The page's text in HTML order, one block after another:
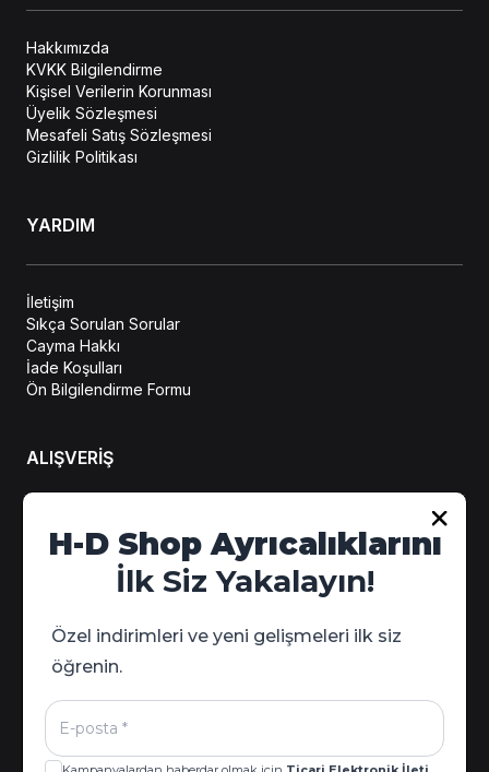
Hakkımızda
KVKK Bilgilendirme
Kişisel Verilerin Korunması
Üyelik Sözleşmesi
Mesafeli Satış Sözleşmesi
Gizlilik Politikası
YARDIM
İletişim
Sıkça Sorulan Sorular
Cayma Hakkı
İade Koşulları
Ön Bilgilendirme Formu
ALIŞVERİŞ
Hesabım
Sipariş Takip
Kampanya Detayları
H-D Shop Ayrıcalıklarını
İlk Siz Yakalayın!
Özel indirimleri ve yeni gelişmeleri ilk siz
öğrenin.